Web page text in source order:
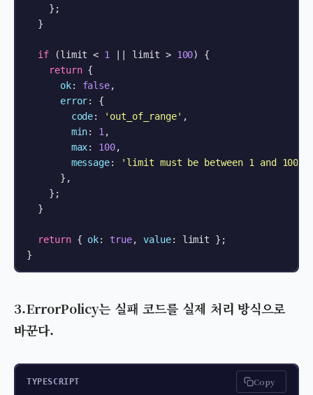
    };
  }
if (limit < 1 || limit > 100) {
return {
ok: false,
error: {
code: 'out_of_range' ,
min: 1 ,
max: 100,
message: 'limit must be between 1 and 100'
      },
    };
  }
return { ok: true, value: limit };
3.ErrorPolicy는 실패 코드를 실제 처리 방식으로
바꾼다.
TYPESCRIPT Copy